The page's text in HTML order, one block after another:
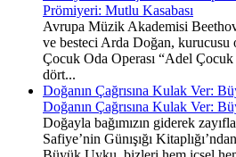
Prömiyeri: Mutlu Kasabası
Avrupa Müzik Akademisi
ve besteci Arda Doğan,
Çocuk Oda Operası “Adel
dört...
Doğanın Çağrısına Kulak Ver:
Doğanın Çağrısına Kulak Ver:
Doğayla bağımızın giderek
Safiye’nin Günışığı